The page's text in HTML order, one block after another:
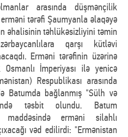
arasında düşmənçilik
tərəfi Şaumyanla əlaqəyə
əhalisinin təhlükəsizliyini təmin
qarşı kütləvi
Erməni tərəfinin üzərinə
İmperiyası ilə yenicə
Respublikası arasında
Batumda bağlanmış "Sülh və
təsbit olundu. Batum
erməni silahlı
vəd edilirdi: "Ermənistan